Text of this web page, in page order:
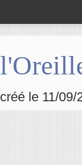
créé le 11/09/